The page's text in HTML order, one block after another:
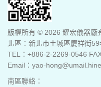
版權所有 © 2026 耀宏儀器廠
北區：新北市土城區慶祥街
TEL：+886-2-2269-0546
Email：yao-
南區聯絡：